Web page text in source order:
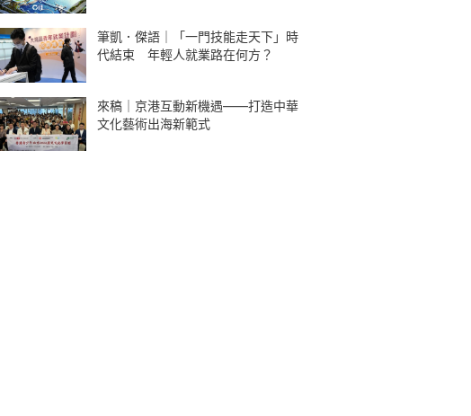
筆凱．傑語｜「一門技能走天下」時
代結束 年輕人就業路在何方？
來稿｜京港互動新機遇——打造中華
文化藝術出海新範式